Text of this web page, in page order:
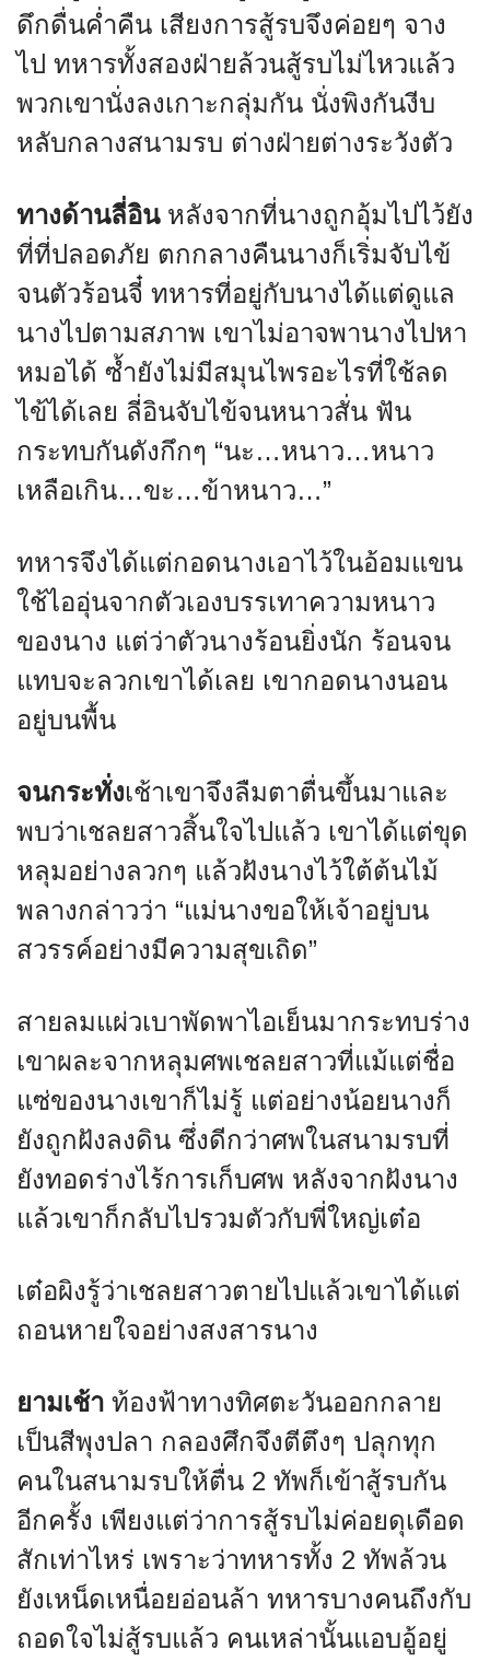
ดึกดื่นค่ำคืน เสียงการสู้รบจึงค่อยๆ จาง
ไป ทหารทั้งสองฝ่ายล้วนสู้รบไม่ไหวแล้ว
พวกเขานั่งลงเกาะกลุ่มกัน นั่งพิงกันงีบ
หลับกลางสนามรบ ต่างฝ่ายต่างระวังตัว
ทางด้านลี่อินหลังจากที่นางถูกอุ้มไปไว้ยัง
ที่ที่ปลอดภัย ตกกลางคืนนางก็เริ่มจับไข้
จนตัวร้อนจี๋ ทหารที่อยู่กับนางได้แต่ดูแล
นางไปตามสภาพ เขาไม่อาจพานางไปหา
หมอได้ ซ้ำยังไม่มีสมุนไพรอะไรที่ใช้ลด
ไข้ได้เลย ลี่อินจับไข้จนหนาวสั่น ฟัน
กระทบกันดังกึกๆ “นะ…หนาว…หนาว
เหลือเกิน…ขะ…ข้าหนาว…”
ทหารจึงได้แต่กอดนางเอาไว้ในอ้อมแขน
ใช้ไออุ่นจากตัวเองบรรเทาความหนาว
ของนาง แต่ว่าตัวนางร้อนยิ่งนัก ร้อนจน
แทบจะลวกเขาได้เลย เขากอดนางนอน
อยู่บนพื้น
จนกระทั่งเช้าเขาจึงลืมตาตื่นขึ้นมาและ
พบว่าเชลยสาวสิ้นใจไปแล้ว เขาได้แต่ขุด
หลุมอย่างลวกๆ แล้วฝังนางไว้ใต้ต้นไม้
พลางกล่าวว่า “แม่นางขอให้เจ้าอยู่บน
สวรรค์อย่างมีความสุขเถิด”
สายลมแผ่วเบาพัดพาไอเย็นมากระทบร่าง
เขาผละจากหลุมศพเชลยสาวที่แม้แต่ชื่อ
แซ่ของนางเขาก็ไม่รู้ แต่อย่างน้อยนางก็
ยังถูกฝังลงดิน ซึ่งดีกว่าศพในสนามรบที่
ยังทอดร่างไร้การเก็บศพ หลังจากฝังนาง
แล้วเขาก็กลับไปรวมตัวกับพี่ใหญ่เต๋อ
เต๋อผิงรู้ว่าเชลยสาวตายไปแล้วเขาได้แต่
ถอนหายใจอย่างสงสารนาง
ยามเช้า ท้องฟ้าทางทิศตะวันออกกลาย
เป็นสีพุงปลา กลองศึกจึงตีตึงๆ ปลุกทุก
คนในสนามรบให้ตื่น 2 ทัพก็เข้าสู้รบกัน
อีกครั้ง เพียงแต่ว่าการสู้รบไม่ค่อยดุเดือด
สักเท่าไหร่ เพราะว่าทหารทั้ง 2 ทัพล้วน
ยังเหน็ดเหนื่อยอ่อนล้า ทหารบางคนถึงกับ
ถอดใจไม่สู้รบแล้ว คนเหล่านั้นแอบอู้อยู่